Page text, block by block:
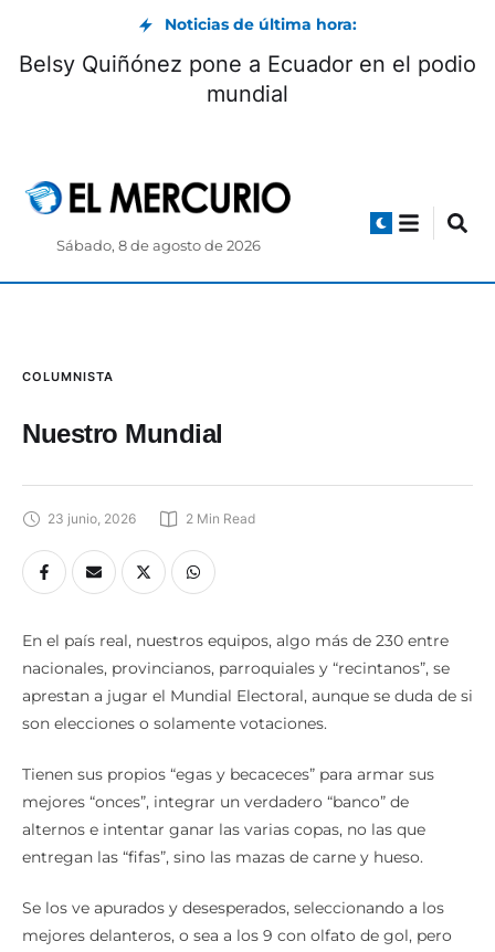
Noticias de última hora:
Belsy Quiñónez pone a Ecuador en el podio
mundial
Sábado, 8 de agosto de 2026
COLUMNISTA
Nuestro Mundial
23 junio, 2026 2 Min Read
En el país real, nuestros equipos, algo más de 230 entre
nacionales, provincianos, parroquiales y “recintanos”, se
aprestan a jugar el Mundial Electoral, aunque se duda de si
son elecciones o solamente votaciones.
Tienen sus propios “egas y becaceces” para armar sus
mejores “onces”, integrar un verdadero “banco” de
alternos e intentar ganar las varias copas, no las que
entregan las “fifas”, sino las mazas de carne y hueso.
Se los ve apurados y desesperados, seleccionando a los
mejores delanteros, o sea a los 9 con olfato de gol, pero